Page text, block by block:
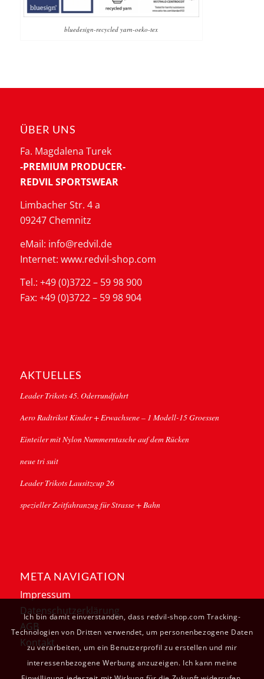
bluedesign-recycled yarn-oeko-tex
ÜBER UNS
Fa. Magdalena Turek
-PREMIUM PRODUCER-
REDVIL SPORTSWEAR
Limbacher Str. 4 a
09247 Chemnitz
eMail: info@redvil.de
Internet: www.redvil-shop.com
Tel.: +49 (0)3722 – 59 98 900
Fax: +49 (0)3722 – 59 98 904
AKTUELLES
Leader Trikots 45. Oderrundfahrt
Aero Radtrikot Kinder + Erwachsene – 1 Modell-15 Groessen
Einteiler mit Nylon Nummerntasche auf dem Rücken
neue tri suit
Leader Trikots Lausitzcup 26
spezieller Zeitfahranzug für Strasse + Bahn
META NAVIGATION
Impressum
Datenschutzerklärung
AGB
Kontakt
Ich bin damit einverstanden, dass redvil-shop.com Tracking-
Technologien von Dritten verwendet, um personenbezogene Daten
zu verarbeiten, um ein Benutzerprofil zu erstellen und mir
interessenbezogene Werbung anzuzeigen. Ich kann meine